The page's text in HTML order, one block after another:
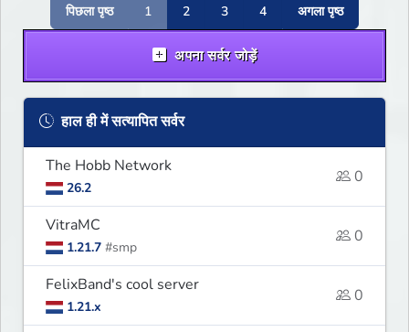
पिछला पृष्ठ 1 2 3 4 अगला पृष्ठ
अपना सर्वर जोड़ें
हाल ही में सत्यापित सर्वर
The Hobb Network
26.2
0
VitraMC
1.21.7 #smp
0
FelixBand's cool server
1.21.x
0